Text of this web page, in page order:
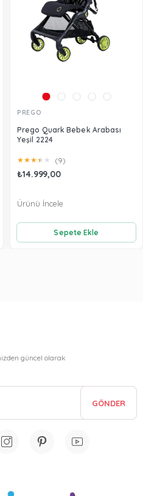
PREGO
Prego Quark Bebek Arabası
Yeşil 2224
★★★★ ★ (9)
₺14.999,00
Sepete Ekle
Ürünü İncele
güncel olarak
GÖNDER